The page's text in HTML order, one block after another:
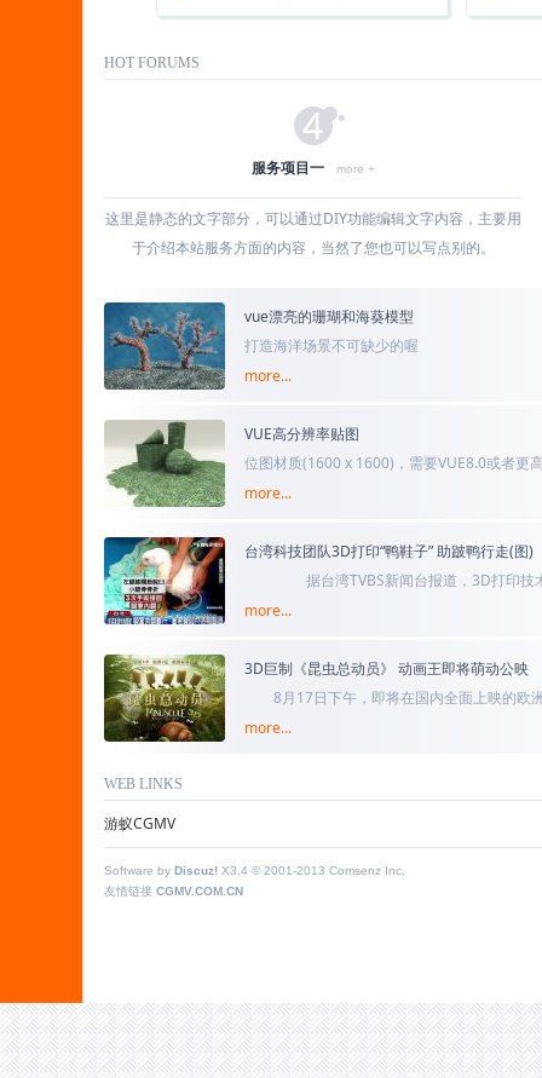
超元气三姐妹 [灌水聊天]
HOT FORUMS
4
服务项目一 more +
这里是静态的文字部分，可以通过DIY功能编辑文字内容，主要用
于介绍本站服务方面的内容，当然了您也可以写点别的。
vue漂亮的珊瑚和海葵模型
打造海洋场景不可缺少的喔
more...
VUE高分辨率贴图
位图材质(1600 x 1600)，需要VUE8.0或者更
more...
台湾科技团队3D打印“鸭鞋子” 助跛鸭行走(图)
据台湾TVBS新闻台报道，3D打印技术
大学校园有只鸭子因为被野狗攻击，
more...
3D巨制《昆虫总动员》 动画王即将萌动公映
8月17日下午，即将在国内全面上映的欧
（Minuscule: Valley of the Lost An
more...
有网友分析了照片认为摄影师在
more...
WEB LINKS
游蚁CGMV
Software by Discuz! X3.4 © 2001-2013 Comsenz Inc.
友情链接 CGMV.COM.CN